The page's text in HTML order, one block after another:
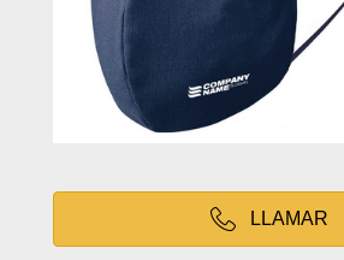
LLAMAR